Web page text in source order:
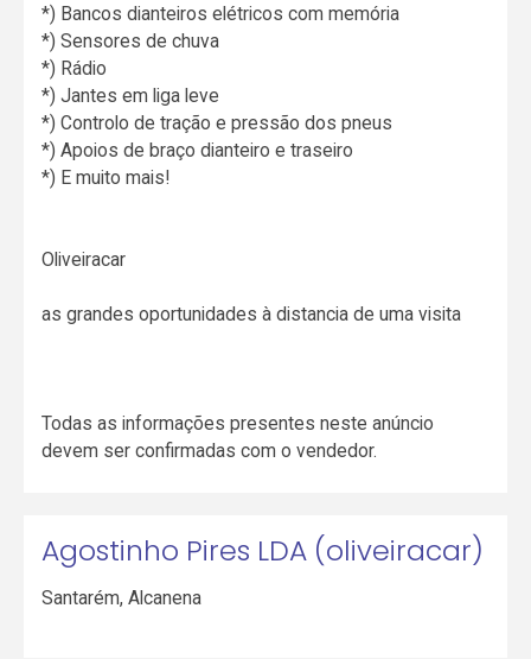
*) Bancos dianteiros elétricos com memória
*) Sensores de chuva
*) Rádio
*) Jantes em liga leve
*) Controlo de tração e pressão dos pneus
*) Apoios de braço dianteiro e traseiro
*) E muito mais!
Oliveiracar
as grandes oportunidades à distancia de uma visita
Todas as informações presentes neste anúncio
devem ser confirmadas com o vendedor.
Agostinho Pires LDA (oliveiracar)
Santarém,Alcanena